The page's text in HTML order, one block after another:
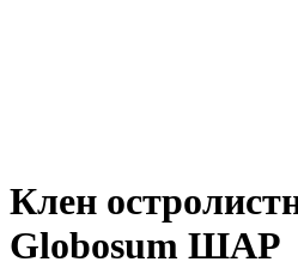
Клен
Globosum ШАР